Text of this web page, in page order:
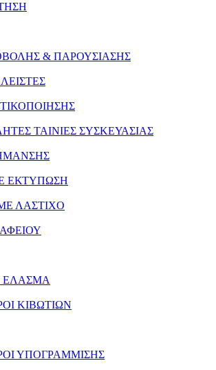
& ΠΑΡΟΥΣΙΑΣΗΣ
ΤΑΙΝΙΕΣ ΣΥΣΚΕΥΑΣΙΑΣ
ΕΚΤΥΠΩΣΗ
ΛΑΣΤΙΧΟ
ΕΛΑΣΜΑ
ΚΙΒΩΤΙΩΝ
ΥΠΟΓΡΑΜΜΙΣΗΣ